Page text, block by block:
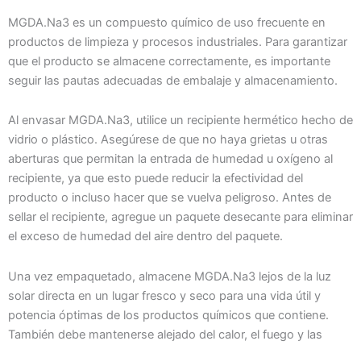
MGDA.Na3 es un compuesto químico de uso frecuente en
productos de limpieza y procesos industriales. Para garantizar
que el producto se almacene correctamente, es importante
seguir las pautas adecuadas de embalaje y almacenamiento.
Al envasar MGDA.Na3, utilice un recipiente hermético hecho de
vidrio o plástico. Asegúrese de que no haya grietas u otras
aberturas que permitan la entrada de humedad u oxígeno al
recipiente, ya que esto puede reducir la efectividad del
producto o incluso hacer que se vuelva peligroso. Antes de
sellar el recipiente, agregue un paquete desecante para eliminar
el exceso de humedad del aire dentro del paquete.
Una vez empaquetado, almacene MGDA.Na3 lejos de la luz
solar directa en un lugar fresco y seco para una vida útil y
potencia óptimas de los productos químicos que contiene.
También debe mantenerse alejado del calor, el fuego y las